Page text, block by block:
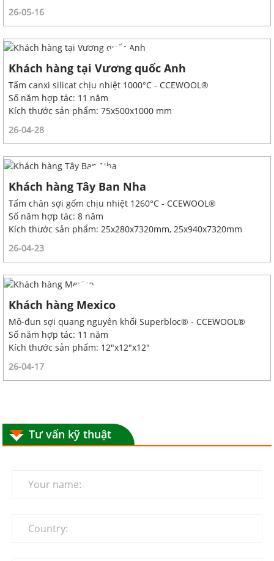
26-05-16
Khách hàng tại Vương quốc Anh
Tấm canxi silicat chịu nhiệt 1000°C - CCEWOOL®
Số năm hợp tác: 11 năm
Kích thước sản phẩm: 75x500x1000 mm
26-04-28
Khách hàng Tây Ban Nha
Tấm chăn sợi gốm chịu nhiệt 1260°C - CCEWOOL®
Số năm hợp tác: 8 năm
Kích thước sản phẩm: 25x280x7320mm, 25x940x7320mm
26-04-23
Khách hàng Mexico
Mô-đun sợi quang nguyên khối Superbloc® - CCEWOOL®
Số năm hợp tác: 11 năm
Kích thước sản phẩm: 12"x12"x12"
26-04-17
Tư vấn kỹ thuật